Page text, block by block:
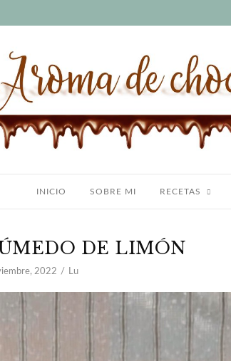
INICIO SOBRE MI RECETAS
DE LIMÓN
2022 Lu